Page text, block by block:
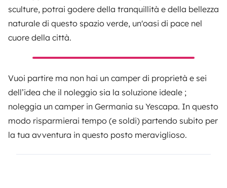
sculture, potrai godere della tranquillità e della bellezza
naturale di questo spazio verde, un'oasi di pace nel
cuore della città.
Vuoi partire ma non hai un camper di proprietà e sei
dell’idea che il noleggio sia la soluzione ideale ;
noleggia un camper in Germania su Yescapa. In questo
modo risparmierai tempo (e soldi) partendo subito per
la tua avventura in questo posto meraviglioso.